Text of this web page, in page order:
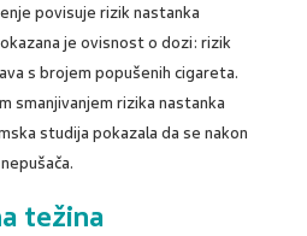
povisuje rizik nastanka
je ovisnost o dozi: rizik
s brojem popušenih cigareta.
smanjivanjem rizika nastanka
studija pokazala da se nakon
težina